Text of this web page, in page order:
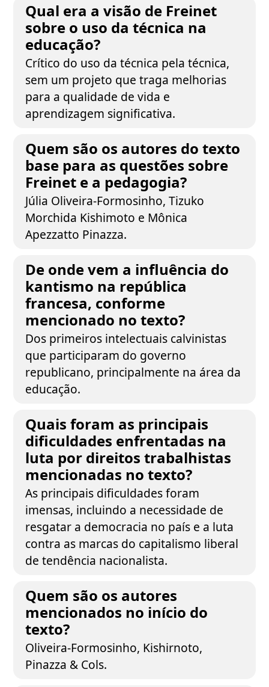
Qual era a visão de Freinet
sobre o uso da técnica na
educação?
Crítico do uso da técnica pela técnica,
sem um projeto que traga melhorias
para a qualidade de vida e
aprendizagem significativa.
Quem são os autores do texto
base para as questões sobre
Freinet e a pedagogia?
Júlia Oliveira-Formosinho, Tizuko
Morchida Kishimoto e Mônica
Apezzatto Pinazza.
De onde vem a influência do
kantismo na república
francesa, conforme
mencionado no texto?
Dos primeiros intelectuais calvinistas
que participaram do governo
republicano, principalmente na área da
educação.
Quais foram as principais
dificuldades enfrentadas na
luta por direitos trabalhistas
mencionadas no texto?
As principais dificuldades foram
imensas, incluindo a necessidade de
resgatar a democracia no país e a luta
contra as marcas do capitalismo liberal
de tendência nacionalista.
Quem são os autores
mencionados no início do
texto?
Oliveira-Formosinho, Kishirnoto,
Pinazza & Cols.